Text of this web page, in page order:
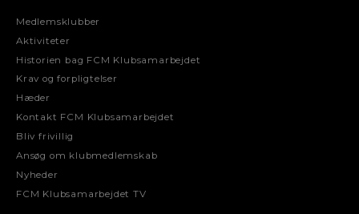
Medlemsklubber
Aktiviteter
Historien bag FCM Klubsamarbejdet
Krav og forpligtelser
Hæder
Kontakt FCM Klubsamarbejdet
Bliv frivillig
Ansøg om klubmedlemskab
Nyheder
FCM Klubsamarbejdet TV